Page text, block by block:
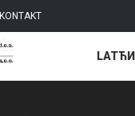
KONTAKT
LAT